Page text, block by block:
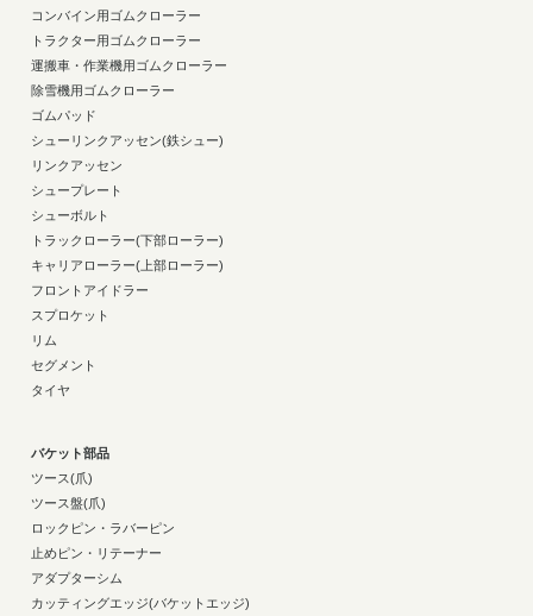
コンバイン用ゴムクローラー
トラクター用ゴムクローラー
運搬車・作業機用ゴムクローラー
除雪機用ゴムクローラー
ゴムパッド
シューリンクアッセン(鉄シュー)
リンクアッセン
シュープレート
シューボルト
トラックローラー(下部ローラー)
キャリアローラー(上部ローラー)
フロントアイドラー
スプロケット
リム
セグメント
タイヤ
バケット部品
ツース(爪)
ツース盤(爪)
ロックピン・ラバーピン
止めピン・リテーナー
アダプターシム
カッティングエッジ(バケットエッジ)